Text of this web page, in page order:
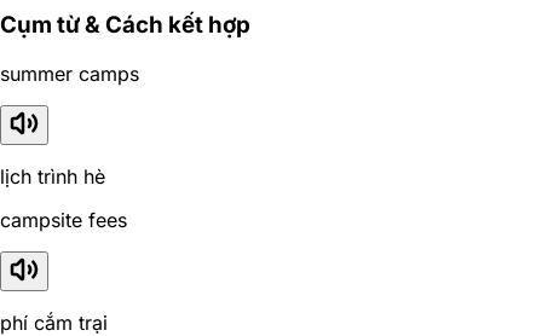
Cụm từ & Cách kết hợp
summer camps
lịch trình hè
campsite fees
phí cắm trại